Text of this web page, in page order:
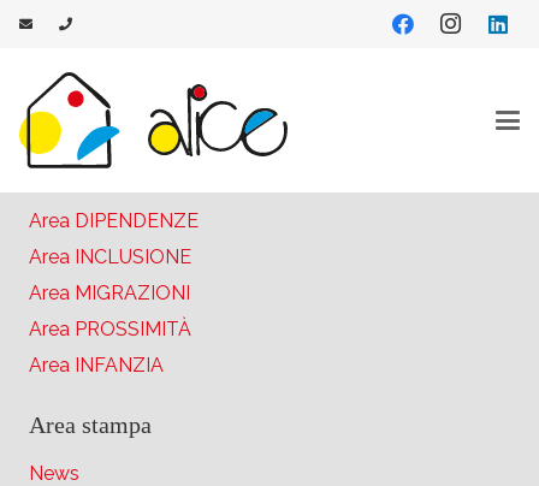
Aree di intervento
Area DISABILITÀ
Area DIPENDENZE
Area INCLUSIONE
Area MIGRAZIONI
Area PROSSIMITÀ
Area INFANZIA
Area stampa
News